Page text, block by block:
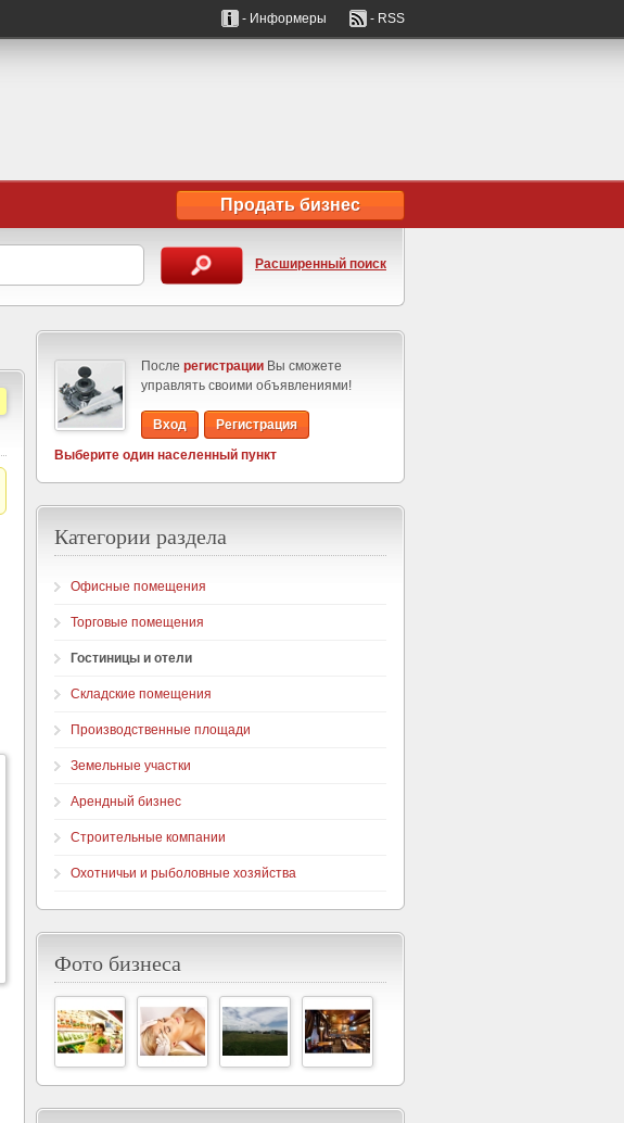
- Информеры - RSS
Продать бизнес
Расширенный поиск
После регистрации Вы сможете
управлять своими объявлениями!
Вход
Регистрация
Выберите один населенный пункт
Категории раздела
Офисные помещения
Торговые помещения
Гостиницы и отели
Складские помещения
Производственные площади
Земельные участки
Арендный бизнес
Строительные компании
Охотничьи и рыболовные хозяйства
Фото бизнеса